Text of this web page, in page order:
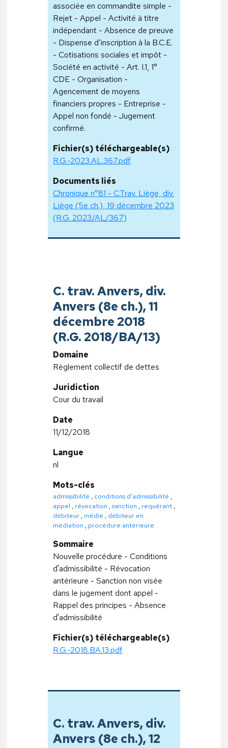
associée en commandite simple -
Rejet - Appel - Activité à titre
indépendant - Absence de preuve
- Dispense d’inscription à la B.C.E.
- Cotisations sociales et impôt -
Société en activité - Art. I.1, 1°
CDE - Organisation -
Agencement de moyens
financiers propres - Entreprise -
Appel non fondé - Jugement
confirmé.
Fichier(s) téléchargeable(s)
R.G.-2023.AL.367.pdf
Documents liés
Chronique n°81 - C.Trav. Liège, div.
Liège (5e ch.), 19 décembre 2023
(R.G. 2023/AL/367)
C. trav. Anvers, div.
Anvers (8e ch.), 11
décembre 2018
(R.G. 2018/BA/13)
Domaine
Règlement collectif de dettes
Juridiction
Cour du travail
Date
11/12/2018
Langue
nl
Mots-clés
admissibilité , conditions d'admissibilité ,
appel , révocation ,sanction , requérant ,
débiteur , médié , débiteur en
médiation , procédure antérieure
Sommaire
Nouvelle procédure - Conditions
d'admissibilité - Révocation
antérieure - Sanction non visée
dans le jugement dont appel -
Rappel des principes - Absence
d'admissibilité
Fichier(s) téléchargeable(s)
R.G.-2018.BA.13.pdf
C. trav. Anvers, div.
Anvers (8e ch.), 12